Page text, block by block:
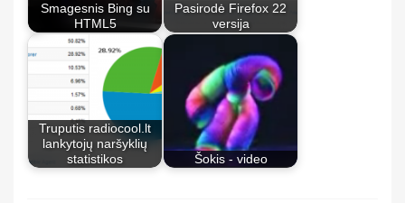
Smagesnis Bing su
HTML5
Pasirodė Firefox 22
versija
Truputis radiocool.lt
lankytojų naršyklių
statistikos
Šokis - video